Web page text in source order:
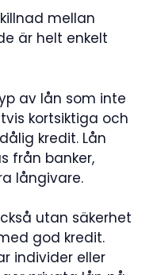
mellan
är helt enkelt
av lån som inte
kortsiktiga och
kredit. Lån
från banker,
långivare.
utan säkerhet
god kredit.
individer eller